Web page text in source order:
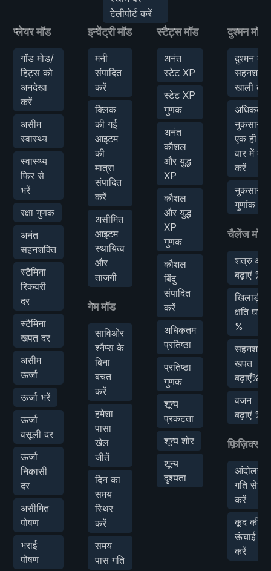
टेलीपोर्ट करें
प्लेयर मॉड
गॉड मोड/
हिट्स को
अनदेखा
करें
असीम
स्वास्थ्य
स्वास्थ्य
फिर से
भरें
रक्षा गुणक
अनंत
सहनशक्ति
स्टैमिना
रिकवरी
दर
स्टैमिना
खपत दर
असीम
ऊर्जा
ऊर्जा भरें
ऊर्जा
वसूली दर
ऊर्जा
निकासी
दर
असीमित
पोषण
भराई
पोषण
इन्वेंट्री मॉड
मनी
संपादित
करें
क्लिक
की गई
आइटम
की
मात्रा
संपादित
करें
असीमित
आइटम
स्थायित्व
और
ताजगी
गेम मॉड
साविओर
श्नैप्स के
बिना
बचत
करें
हमेशा
पासा
खेल
जीतें
दिन का
समय
स्थिर
करें
समय
पास गति
स्टैट्स मॉड
अनंत
स्टेट XP
स्टेट XP
गुणक
अनंत
कौशल
और युद्ध
XP
कौशल
और युद्ध
XP
गुणक
कौशल
बिंदु
संपादित
करें
अधिकतम
प्रतिष्ठा
प्रतिष्ठा
गुणक
शून्य
प्रकटता
शून्य शोर
शून्य
दृश्यता
दुश्मन मॉड
दुश्मन की
सहनशक्ति
खाली करें
अधिकतम
नुकसान/
एक ही
वार में मार
करें
नुकसान
गुणांक
चैलेंज मॉड
शत्रु क्षति
बढ़ाएं %
खिलाड़ी
क्षति घटाएं
%
सहनशक्ति
खपत
बढ़ाएँ%
वजन
बढ़ाएं %
फ़िज़िक्स
आंदोलन
गति सेट
करें
कूद की
ऊंचाई सेट
करें